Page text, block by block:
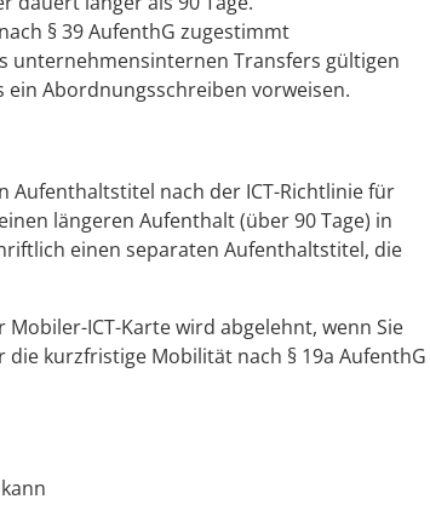
§ 39 AufenthG zugestimmt
unternehmensinternen Transfers gültigen
Abordnungsschreiben vorweisen.
Aufenthaltstitel nach der ICT-Richtlinie für
längeren Aufenthalt (über 90 Tage) in
einen separaten Aufenthaltstitel, die
ICT-Karte wird abgelehnt, wenn Sie
kurzfristige Mobilität nach § 19a AufenthG